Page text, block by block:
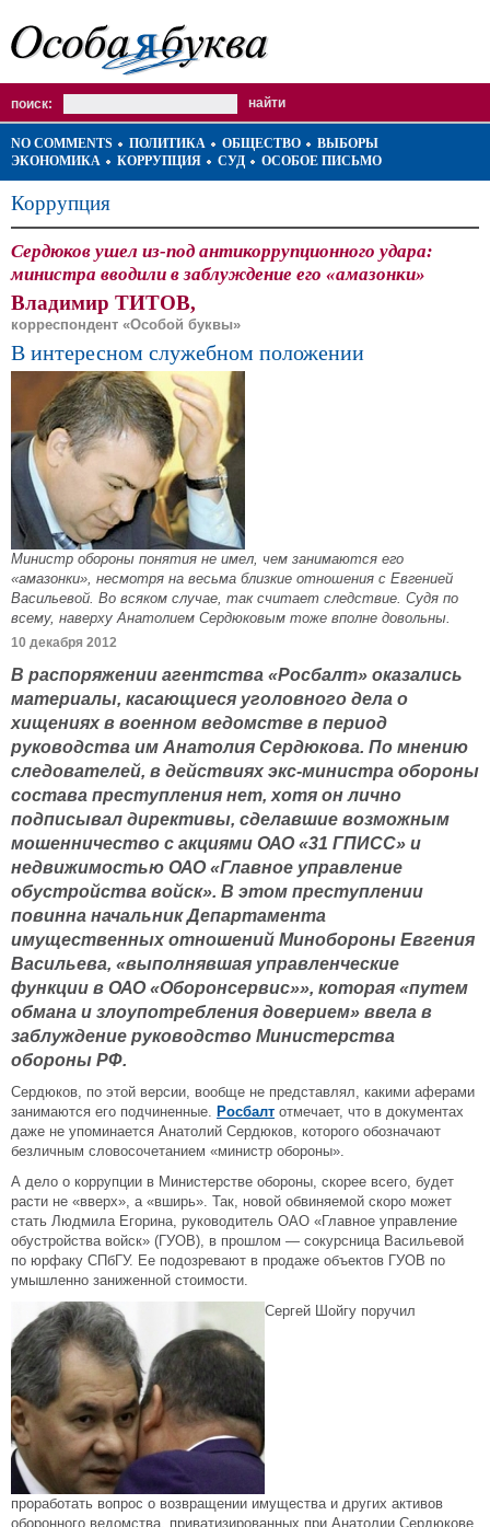
поиск:
NO COMMENTS ПОЛИТИКА ОБЩЕСТВО
ВЫБОРЫ
ЭКОНОМИКА
КОРРУПЦИЯ СУД ОСОБОЕ ПИСЬМО
Коррупция
Сердюков ушел из-под антикоррупционного удара:
министра вводили в заблуждение его «амазонки»
Владимир ТИТОВ,
корреспондент «Особой буквы»
В интересном служебном положении
Министр обороны понятия не имел, чем занимаются его
«амазонки», несмотря на весьма близкие отношения с Евгенией
Васильевой. Во всяком случае, так считает следствие. Судя по
всему, наверху Анатолием Сердюковым тоже вполне довольны.
10 декабря 2012
В распоряжении агентства «Росбалт» оказались
материалы, касающиеся уголовного дела о
хищениях в военном ведомстве в период
руководства им Анатолия Сердюкова. По мнению
следователей, в действиях экс-министра обороны
состава преступления нет, хотя он лично
подписывал директивы, сделавшие возможным
мошенничество с акциями ОАО «31 ГПИСС» и
недвижимостью ОАО «Главное управление
обустройства войск». В этом преступлении
повинна начальник Департамента
имущественных отношений Минобороны Евгения
Васильева, «выполнявшая управленческие
функции в ОАО «Оборонсервис»», которая «путем
обмана и злоупотребления доверием» ввела в
заблуждение руководство Министерства
обороны РФ.
Сердюков, по этой версии, вообще не представлял, какими аферами
занимаются его подчиненные. Росбалт отмечает, что в документах
даже не упоминается Анатолий Сердюков, которого обозначают
безличным словосочетанием «министр обороны».
А дело о коррупции в Министерстве обороны, скорее всего, будет
расти не «вверх», а «вширь». Так, новой обвиняемой скоро может
стать Людмила Егорина, руководитель ОАО «Главное управление
обустройства войск» (ГУОВ), в прошлом — сокурсница Васильевой
по юрфаку СПбГУ. Ее подозревают в продаже объектов ГУОВ по
умышленно заниженной стоимости.
Сергей Шойгу поручил
проработать вопрос о возвращении имущества и других активов
оборонного ведомства, приватизированных при Анатолии Сердюкове